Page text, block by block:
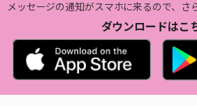
メッセージの通知がスマホに来るので、さ
ダウンロードはこ